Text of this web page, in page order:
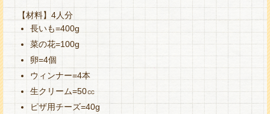
【材料】4人分
長いも=400g
菜の花=100g
卵=4個
ウィンナー=4本
生クリーム=50㏄
ピザ用チーズ=40g